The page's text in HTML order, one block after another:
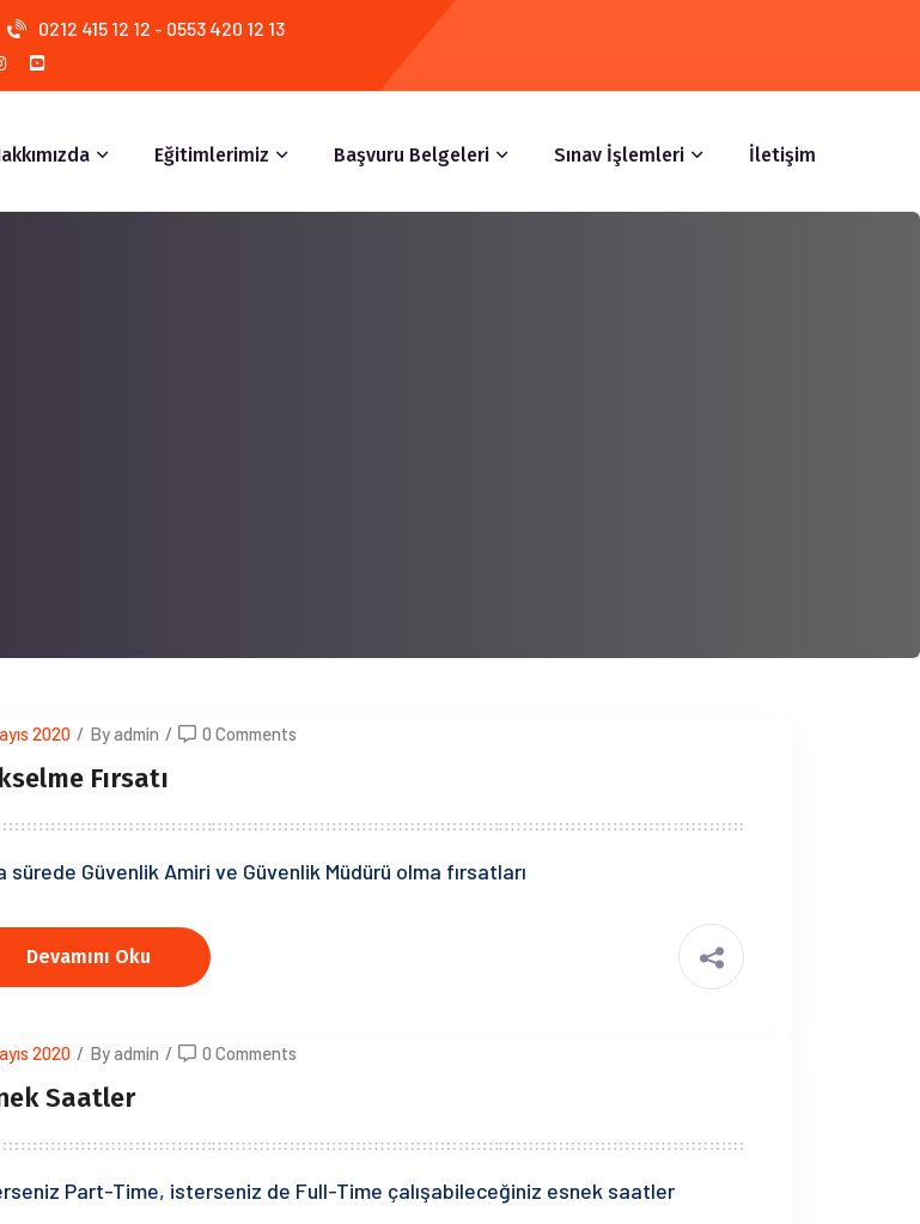
0212 415 12 12 - 0553 420 12 13
Eğitimlerimiz Başvuru Belgeleri Sınav İşlemleri İletişim
2020 / By admin / 0 Comments
Fırsatı
sürede Güvenlik Amiri ve Güvenlik Müdürü olma fırsatları
Devamını Oku
2020 / By admin / 0 Comments
Saatler
Part-Time, isterseniz de Full-Time çalışabileceğiniz esnek saatler